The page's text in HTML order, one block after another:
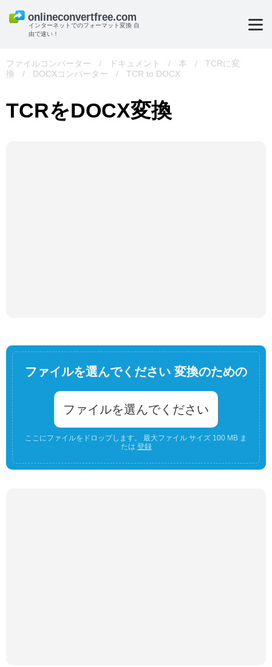
インターネットでのフォーマット変換 自
由で速い！
ファイルコンバーター / ドキュメント / 本 /
TCRに変
換
/ DOCXコンバーター / TCR to DOCX
TCRをDOCX変換
ファイルを選んでください 変換のための
ファイルを選んでください
ここにファイルをドロップします。 最大ファイル サイズ 100 MB ま
たは 登録